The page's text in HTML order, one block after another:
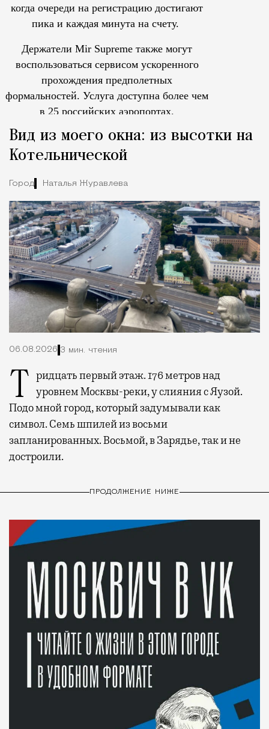
когда очереди на регистрацию достигают
пика и каждая минута на счету.
Держатели Mir Supreme также могут
воспользоваться сервисом ускоренного
прохождения предполетных
формальностей. Услуга доступна более чем
в 25 российских аэропортах.
Вид из моего окна: из высотки на
Котельнической
Город Наталья Журавлева
06.08.2026 3 мин. чтения
Тридцать первый этаж. 176 метров над уровнем Москвы-реки, у слияния с Яузой.
Подо мной город, который задумывали как
символ. Семь шпилей из восьми
запланированных. Восьмой, в Зарядье, так и не
достроили.
ПРОДОЛЖЕНИЕ НИЖЕ